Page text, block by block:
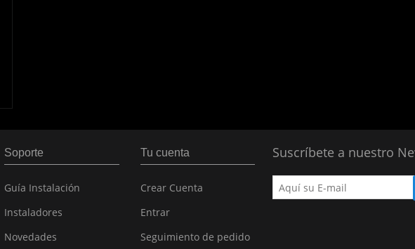
Soporte
Guía Instalación
Instaladores
Novedades
Tu cuenta
Crear Cuenta
Entrar
Seguimiento de pedido
Suscríbete a nuestro